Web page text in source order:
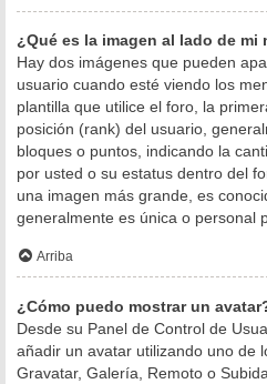
¿Qué es la imagen al lado de mi
Hay dos imágenes que pueden
usuario cuando esté viendo los
plantilla que utilice el foro, la
posición (rank) del usuario,
bloques o puntos, indicando la
por usted o su estatus dentro del
una imagen más grande, es
generalmente es única o personal
Arriba
¿Cómo puedo mostrar un
Desde su Panel de Control de
añadir un avatar utilizando uno de
Gravatar, Galería, Remoto o